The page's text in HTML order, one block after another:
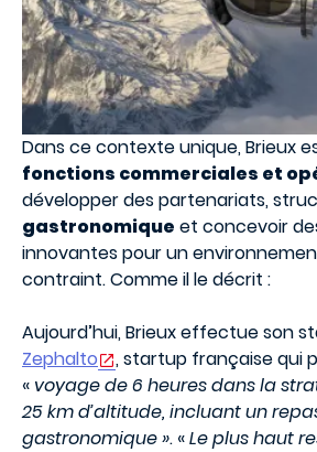
Dans ce contexte unique, Brieux
fonctions commerciales et
développer des partenariats,
gastronomique et concevoir
innovantes pour un
contraint. Comme il le décrit :
Aujourd’hui, Brieux effectue son
Zephalto
, startup française qui
« voyage de 6 heures dans la
25 km d’altitude, incluant un
gastronomique ». «Le plus haut